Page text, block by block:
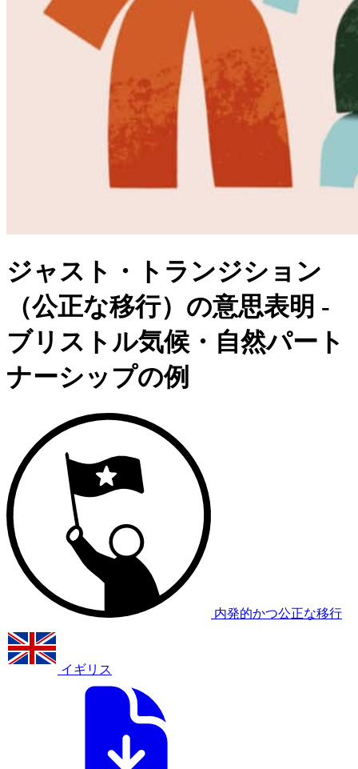
ジャスト・トランジション
（公正な移行）の意思表明 -
ブリストル気候・自然パート
ナーシップの例
内発的かつ公正な移行
イギリス